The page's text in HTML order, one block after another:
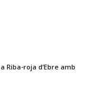
Riba-roja d’Ebre amb